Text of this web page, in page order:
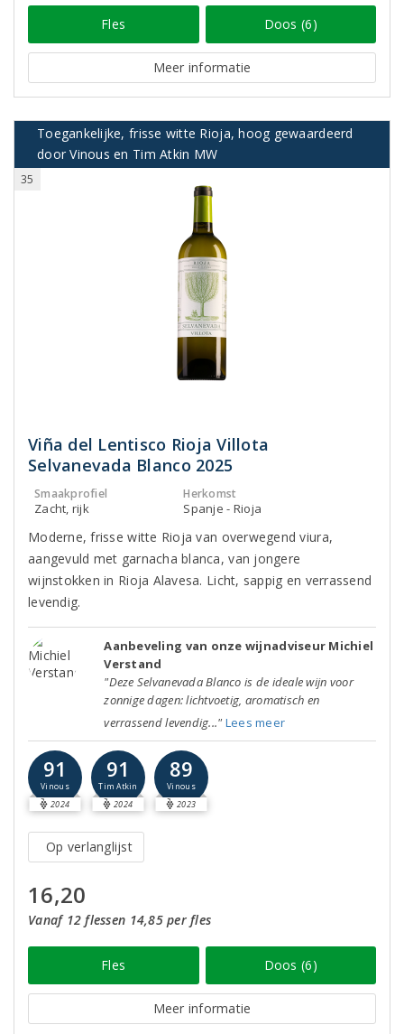
Fles Doos (6)
Meer informatie
Toegankelijke, frisse witte Rioja, hoog gewaardeerd
door Vinous en Tim Atkin MW
35
Viña del Lentisco Rioja Villota
Selvanevada Blanco 2025
Smaakprofiel
Zacht, rijk
Herkomst
Spanje - Rioja
Moderne, frisse witte Rioja van overwegend viura,
aangevuld met garnacha blanca, van jongere
wijnstokken in Rioja Alavesa. Licht, sappig en verrassend
levendig.
Aanbeveling van onze wijnadviseur Michiel
Verstand
"Deze Selvanevada Blanco is de ideale wijn voor
zonnige dagen: lichtvoetig, aromatisch en
verrassend levendig..." Lees meer
91
Vinous
2024
91
Tim Atkin
2024
89
Vinous
2023
Op verlanglijst
16,20
Vanaf 12 flessen 14,85 per fles
Fles Doos (6)
Meer informatie